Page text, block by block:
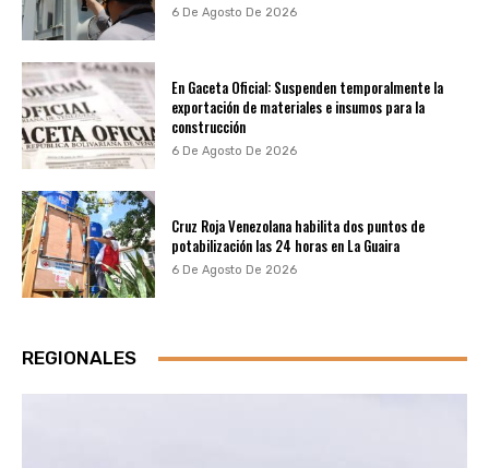
6 De Agosto De 2026
En Gaceta Oficial: Suspenden temporalmente la
exportación de materiales e insumos para la
construcción
6 De Agosto De 2026
Cruz Roja Venezolana habilita dos puntos de
potabilización las 24 horas en La Guaira
6 De Agosto De 2026
REGIONALES